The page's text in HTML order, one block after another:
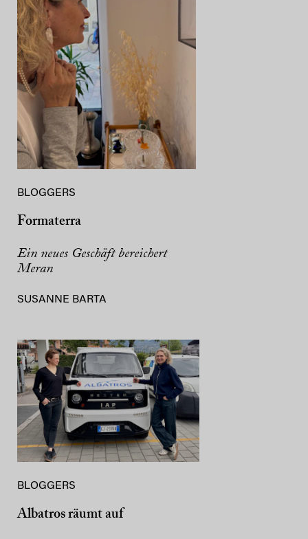
BLOGGERS
Formaterra
Ein neues Geschäft bereichert
Meran
SUSANNE BARTA
BLOGGERS
Albatros räumt auf